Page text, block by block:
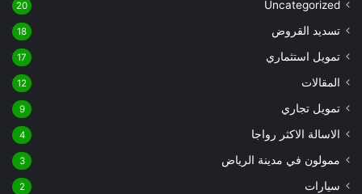
Uncategorized
20
تسديد القروض 18
تمويل استثماري 17
المقالات 12
تمويل تجاري 9
الاسالة الاكثر رواجا 4
ممولون في مدينة الرياض 3
سيارات 2